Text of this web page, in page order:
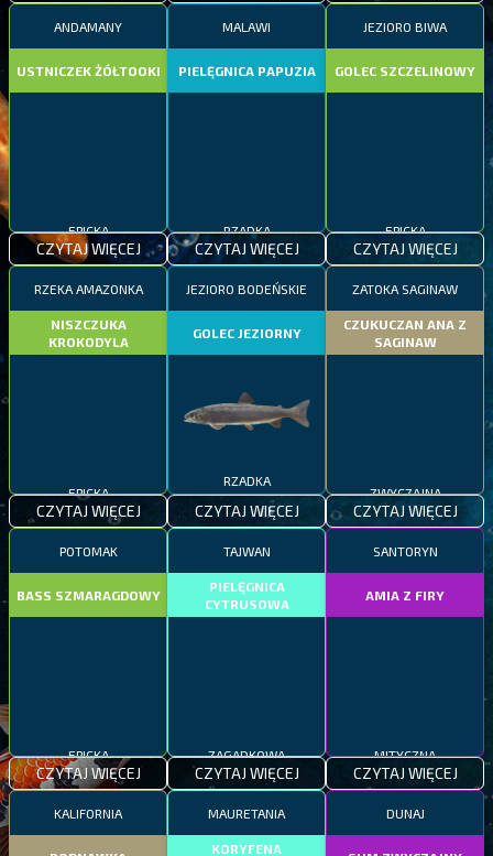
ANDAMANY
USTNICZEK ŻÓŁTOOKI
CZYTAJ WIĘCEJ
MALAWI
PIELĘGNICA PAPUZIA
CZYTAJ WIĘCEJ
JEZIORO BIWA
GOLEC SZCZELINOWY
CZYTAJ WIĘCEJ
RZEKA AMAZONKA
NISZCZUKA
KROKODYLA
CZYTAJ WIĘCEJ
JEZIORO BODEŃSKIE
GOLEC JEZIORNY
RZADKA
CZYTAJ WIĘCEJ
ZATOKA SAGINAW
CZUKUCZAN ANA Z
SAGINAW
CZYTAJ WIĘCEJ
POTOMAK
BASS SZMARAGDOWY
CZYTAJ WIĘCEJ
TAJWAN
PIELĘGNICA
CYTRUSOWA
CZYTAJ WIĘCEJ
SANTORYN
AMIA Z FIRY
CZYTAJ WIĘCEJ
KALIFORNIA MAURETANIA
KORYFENA
DUNAJ